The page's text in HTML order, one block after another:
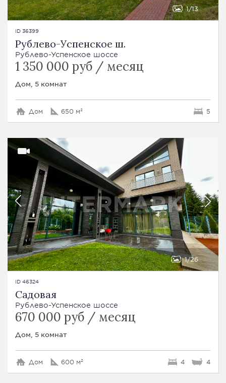
1 13
ID 36399
Рублево-Успенское ш.
Рублево-Успенское шоссе
1 350 000 руб / месяц
Дом, 5 комнат
Дом 650 м² 5
1 26
ID 46324
Садовая
Рублево-Успенское шоссе
670 000 руб / месяц
Дом, 5 комнат
Дом 600 м² 4 4